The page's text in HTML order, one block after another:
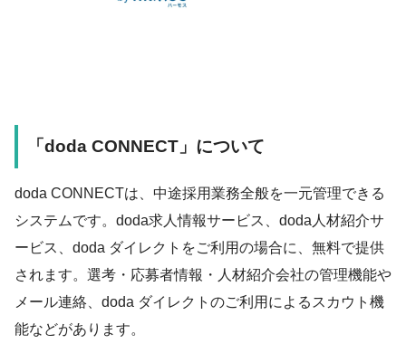
「doda CONNECT」について
doda CONNECTは、中途採用業務全般を一元管理できる
システムです。doda求人情報サービス、doda人材紹介サ
ービス、doda ダイレクトをご利用の場合に、無料で提供
されます。選考・応募者情報・人材紹介会社の管理機能や
メール連絡、doda ダイレクトのご利用によるスカウト機
能などがあります。